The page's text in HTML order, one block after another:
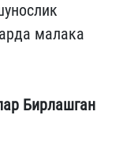
малака
Бирлашган